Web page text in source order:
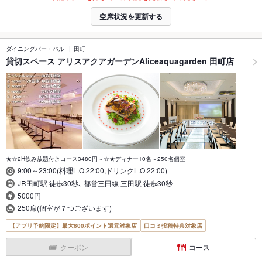
空席状況を更新する
ダイニングバー・バル 田町
貸切スペース アリスアクアガーデンAliceaquagarden 田町店
★☆2H飲み放題付きコース3480円～☆★ディナー10名～250名個室
9:00～23:00(料理L.O.22:00,ドリンクL.O.22:00)
JR田町駅 徒歩30秒､ 都営三田線 三田駅 徒歩30秒
5000円
250席(個室が７つございます)
【アプリ予約限定】最大800ポイント還元対象店 口コミ投稿特典対象店
クーポン コース